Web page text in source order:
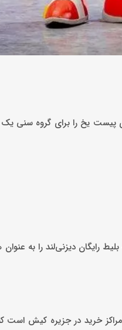
بر بازدید رایگان از موزه مادام میرور، میکامال، امروز تخفیف ویژه‌
رایگان دیزنی‌لند را به
و بزرگ‌ترین مراکز خرید در جزیره